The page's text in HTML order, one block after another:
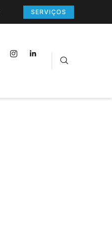
SERVIÇOS